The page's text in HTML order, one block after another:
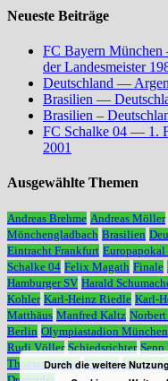
Neueste Beiträge
FC Bayern
der Landesmeister
Deutschland —
Brasilien —
Brasilien –
FC Schalke 04 — 1.
2001
Ausgewählte Themen
Andreas Brehme Andreas Möller
Mönchengladbach Brasilien
Eintracht Frankfurt Europapokal
Schalke 04 Felix Magath Finale
Hamburger SV Harald
Kohler Karl-Heinz Riedle Karl-
Matthäus Manfred Kaltz
Berlin Olympiastadion München
Rudi Völler Schiedsrichter
Thomas Häßler Trainer Udo
Durch die weitere